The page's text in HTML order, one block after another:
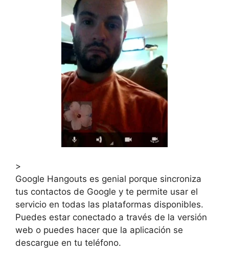
>
Google Hangouts es genial porque sincroniza
tus contactos de Google y te permite usar el
servicio en todas las plataformas disponibles.
Puedes estar conectado a través de la versión
web o puedes hacer que la aplicación se
descargue en tu teléfono.